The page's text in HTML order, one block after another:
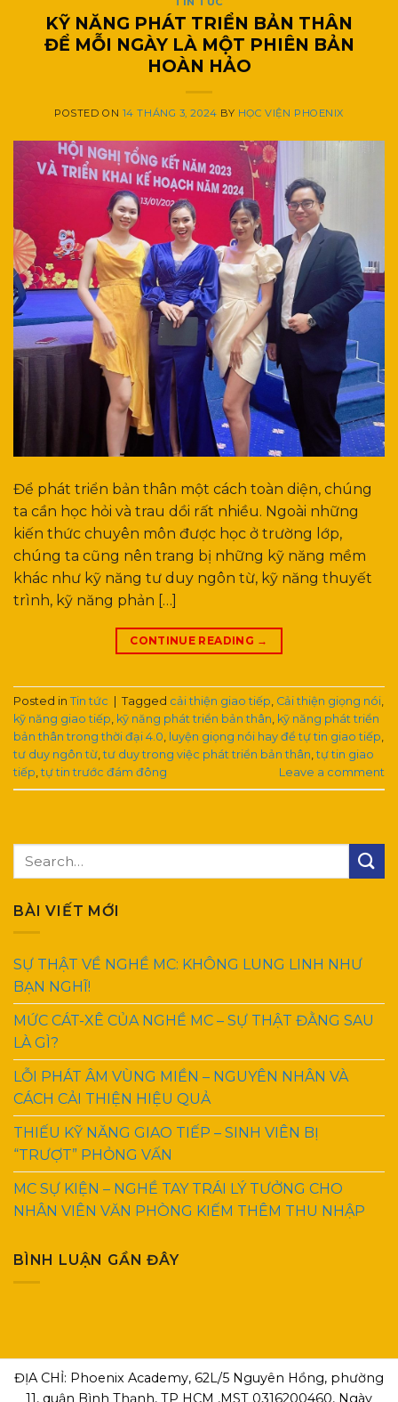
KỸ NĂNG PHÁT TRIỂN BẢN THÂN
ĐỂ MỖI NGÀY LÀ MỘT PHIÊN BẢN
HOÀN HẢO
POSTED ON 14 THÁNG 3, 2024 BY HỌC VIỆN PHOENIX
Để phát triển bản thân một cách toàn diện, chúng
ta cần học hỏi và trau dồi rất nhiều. Ngoài những
kiến thức chuyên môn được học ở trường lớp,
chúng ta cũng nên trang bị những kỹ năng mềm
khác như kỹ năng tư duy ngôn từ, kỹ năng thuyết
trình, kỹ năng phản […]
CONTINUE READING →
Posted in Tin tức Tagged cải thiện giao tiếp, Cải thiện giọng nói,
kỹ năng giao tiếp, kỹ năng phát triển bản thân, kỹ năng phát triển
bản thân trong thời đại 4.0, luyện giọng nói hay để tự tin giao tiếp,
tư duy ngôn từ,tư duy trong việc phát triển bản thân,tự tin giao
tiếp,tự tin trước đám đông Leave a comment
BÀI VIẾT MỚI
SỰ THẬT VỀ NGHỀ MC: KHÔNG LUNG LINH NHƯ
BẠN NGHĨ!
MỨC CÁT-XÊ CỦA NGHỀ MC – SỰ THẬT ĐẰNG SAU
LÀ GÌ?
LỖI PHÁT ÂM VÙNG MIỀN – NGUYÊN NHÂN VÀ
CÁCH CẢI THIỆN HIỆU QUẢ
THIẾU KỸ NĂNG GIAO TIẾP – SINH VIÊN BỊ
“TRƯỢT” PHỎNG VẤN
MC SỰ KIỆN – NGHỀ TAY TRÁI LÝ TƯỞNG CHO
NHÂN VIÊN VĂN PHÒNG KIẾM THÊM THU NHẬP
BÌNH LUẬN GẦN ĐÂY
ĐỊA CHỈ: Phoenix Academy, 62L/5 Nguyên Hồng, phường
11, quận Bình Thạnh, TP HCM ,MST 0316200460, Ngày